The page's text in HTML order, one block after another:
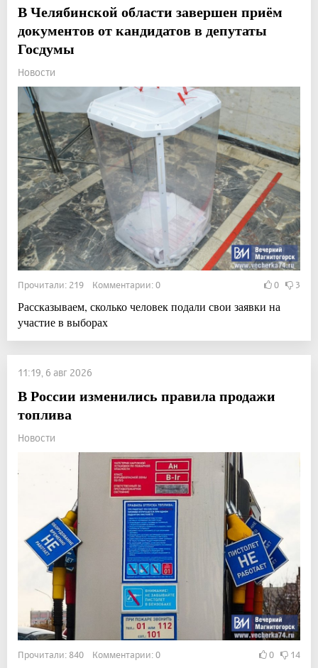
В Челябинской области завершен приём
документов от кандидатов в депутаты
Госдумы
Новости
Прочитали: 219 Комментарии: 0 0 3
Рассказываем, сколько человек подали свои заявки на
участие в выборах
11:19, 6 авг 2026
В России изменились правила продажи
топлива
Новости
Прочитали: 840 Комментарии: 0 0 14